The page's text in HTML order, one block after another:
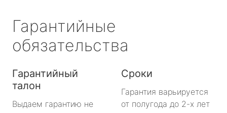
Гарантийные
обязательства
Гарантийный
талон
Выдаем гарантию не
Сроки
Гарантия варьируется
от полугода до 2-х лет